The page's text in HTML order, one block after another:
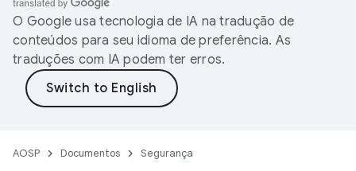
O Google usa tecnologia de IA na tradução de
conteúdos para seu idioma de preferência. As
traduções com IA podem ter erros.
AOSP Documentos Segurança